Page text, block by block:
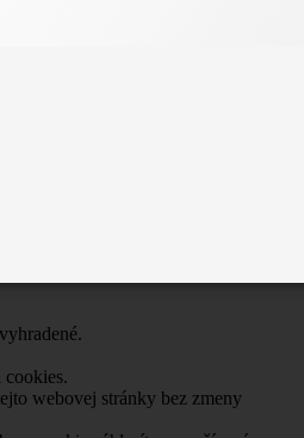
cookies.
webovej stránky bez zmeny